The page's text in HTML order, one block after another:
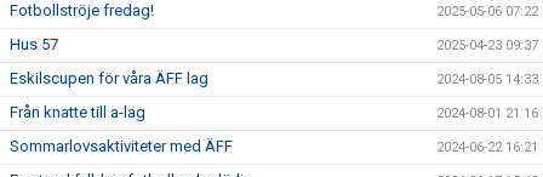
Fotbollströje fredag! 2025-05-06 07:22
Hus 57 2025-04-23 09:37
Eskilscupen för våra ÄFF lag 2024-08-05 14:33
Från knatte till a-lag 2024-08-01 21:16
Sommarlovsaktiviteter med ÄFF 2024-06-22 16:21